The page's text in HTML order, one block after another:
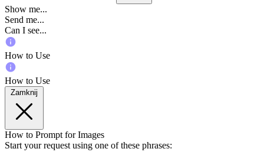
Show me...
Send me...
Can I see...
How to Use
How to Use
Zamknij
How to Prompt for Images
Start your request using one of these phrases: